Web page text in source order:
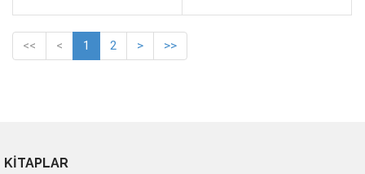
<< < 1 2 > >>
KİTAPLAR